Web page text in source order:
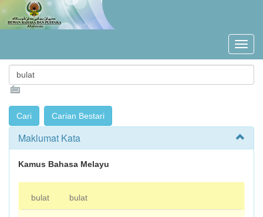
Maklumat Kata
Kamus Bahasa Melayu
bulat bulat